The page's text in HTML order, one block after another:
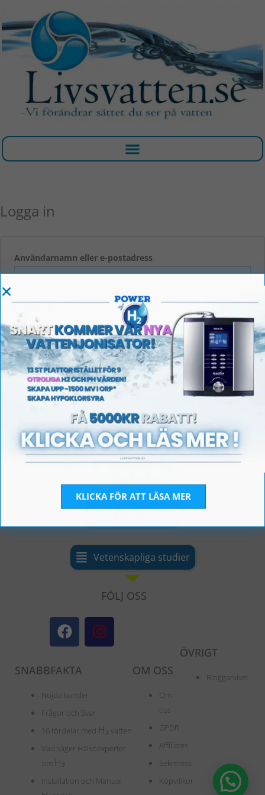
till
innehåll
Logga in
Användarnamn eller e-postadress
Kom ihåg mig
Logga in
Vetenskapliga studier
FÖLJ OSS
F
a
c
e
b
o
o
k
I
n
s
a
m
SNABBFAKTA
Nöjda kunder
Frågor och Svar
16 fördelar med H₂ vatten
Vad säger Hälsoexperter
om H₂
Installation och Manual
OM OSS
Om
oss
GPDR
Affiliates
Sekretess
Köpvillkor
ÖVRIGT
Bloggarkivet
KLICKA FÖR ATT LÄSA MER